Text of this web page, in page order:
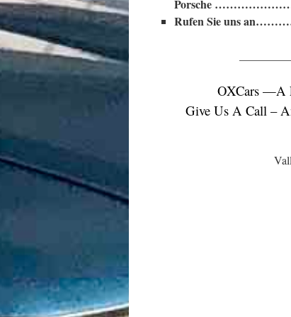
Porsche
Rufen Sie uns
OXCars —A
Give Us A Call –